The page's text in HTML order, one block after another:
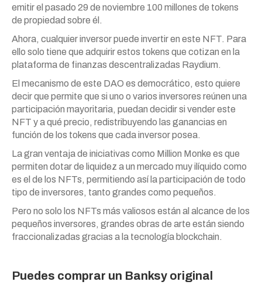
emitir el pasado 29 de noviembre 100 millones de tokens
de propiedad sobre él.
Ahora, cualquier inversor puede invertir en este NFT. Para
ello solo tiene que adquirir estos tokens que cotizan en la
plataforma de finanzas descentralizadas Raydium.
El mecanismo de este DAO es democrático, esto quiere
decir que permite que si uno o varios inversores reúnen una
participación mayoritaria, puedan decidir si vender este
NFT y a qué precio, redistribuyendo las ganancias en
función de los tokens que cada inversor posea.
La gran ventaja de iniciativas como Million Monke es que
permiten dotar de liquidez a un mercado muy ilíquido como
es el de los NFTs, permitiendo así la participación de todo
tipo de inversores, tanto grandes como pequeños.
Pero no solo los NFTs más valiosos están al alcance de los
pequeños inversores, grandes obras de arte están siendo
fraccionalizadas gracias a la tecnología blockchain.
Puedes comprar un Banksy original